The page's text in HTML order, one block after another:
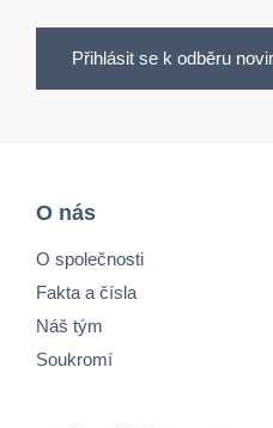
Přihlásit se k odběru
O nás
O společnosti
Fakta a čísla
Náš tým
Soukromí